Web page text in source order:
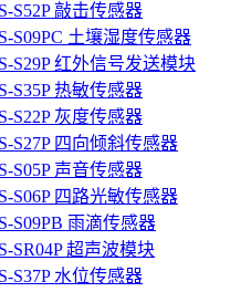
S52P 敲击传感器
S09PC 土壤湿度传感器
S29P 红外信号发送模块
S35P 热敏传感器
S22P 灰度传感器
S27P 四向倾斜传感器
S05P 声音传感器
S06P 四路光敏传感器
S09PB 雨滴传感器
SR04P 超声波模块
S37P 水位传感器